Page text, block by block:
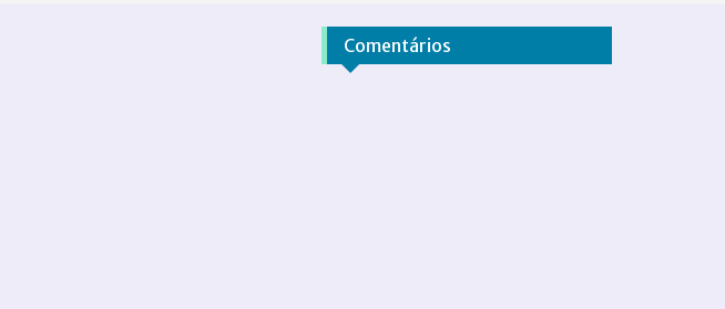
Comentários